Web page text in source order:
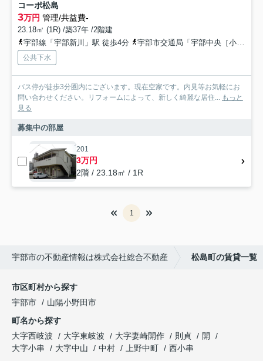
コーポ松島
3万円 管理/共益費-
23.18㎡ (1R) /築37年 /2階建
宇部線「宇部新川」駅 徒歩4分
宇部市交通局「宇部中央［小串通り］」バス停下車 徒歩3分
公共下水
バス停が徒歩3分圏内にございます。現在空家です。内見等お気軽にお
問い合わせください。リフォームによって、新しく綺麗な居住... もっと
見る
募集中の部屋
201
3万円
2階 / 23.18㎡ / 1R
1
宇部市の不動産情報は株式会社総合不動産 松島町の賃貸一覧
市区町村から探す
宇部市
山陽小野田市
町名から探す
大字西岐波
大字東岐波 大字妻崎開作 則貞
開
大字小串
大字中山 中村 上野中町
西小串